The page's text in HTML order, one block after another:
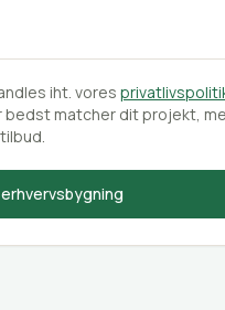
iht. vores
bedst matcher dit projekt,